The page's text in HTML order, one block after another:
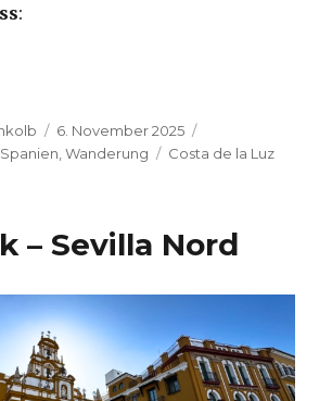
:
Küsten von Cadiz“
Veröffentlicht
am
6. November 2025
Spanien ,Wanderung Schlagwörter
Costa de la Luz
– Sevilla Nord